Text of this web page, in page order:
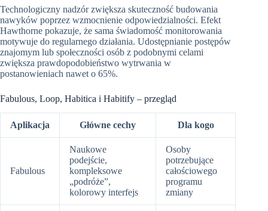
Technologiczny nadzór zwiększa skuteczność budowania
nawyków poprzez wzmocnienie odpowiedzialności. Efekt
Hawthorne pokazuje, że sama świadomość monitorowania
motywuje do regularnego działania. Udostępnianie postępów
znajomym lub społeczności osób z podobnymi celami
zwiększa prawdopodobieństwo wytrwania w
postanowieniach nawet o 65%.
Fabulous, Loop, Habitica i Habitify – przegląd
Aplikacja Główne cechy Dla kogo
Fabulous
Naukowe
podejście,
kompleksowe
„podróże”,
kolorowy interfejs
Osoby
potrzebujące
całościowego
programu
zmiany